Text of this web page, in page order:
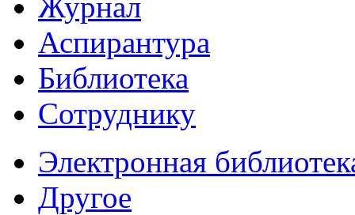
Аспирантура
Библиотека
Сотруднику
Электронная
Другое